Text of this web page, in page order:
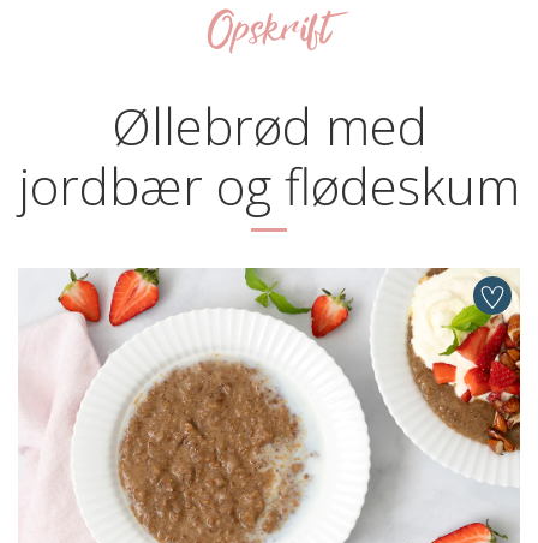
Opskrift
Øllebrød med
jordbær og flødeskum